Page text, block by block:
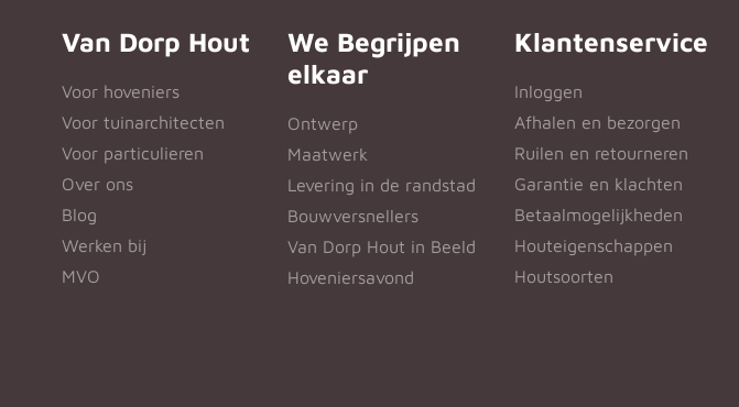
Van Dorp Hout
Voor hoveniers
Voor tuinarchitecten
Voor particulieren
Over ons
Blog
Werken bij
MVO
We Begrijpen
elkaar
Ontwerp
Maatwerk
Levering in de randstad
Bouwversnellers
Van Dorp Hout in Beeld
Hoveniersavond
Klantenservice
Inloggen
Afhalen en bezorgen
Ruilen en retourneren
Garantie en klachten
Betaalmogelijkheden
Houteigenschappen
Houtsoorten